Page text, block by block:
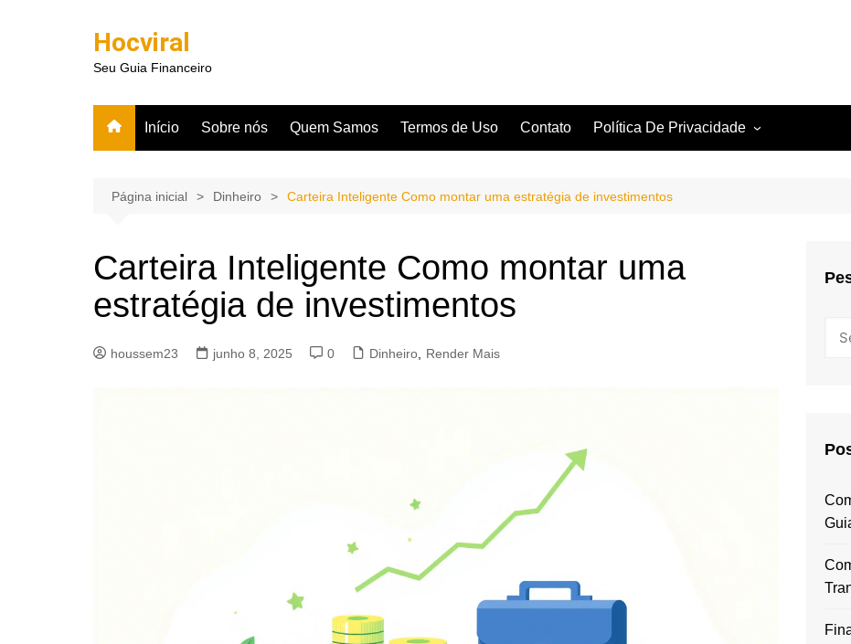
Hocviral
Seu Guia Financeiro
Início Sobre nós Quem Samos Termos de Uso Contato Política De Privacidade
Página inicial Dinheiro Carteira Inteligente Como montar uma estratégia de investimentos
Carteira Inteligente Como montar uma
estratégia de investimentos
houssem23 junho 8, 2025 0 Dinheiro Render Mais